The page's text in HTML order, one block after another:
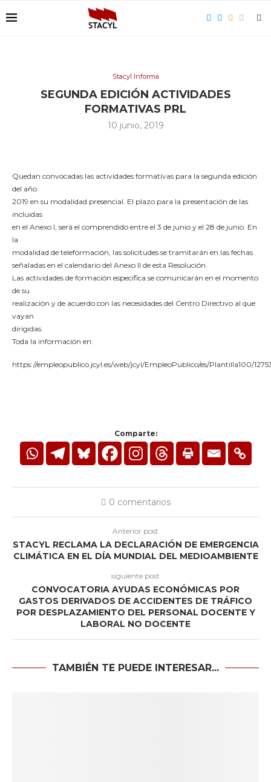
Stacyl Informa
SEGUNDA EDICIÓN ACTIVIDADES
FORMATIVAS PRL
10 junio, 2019
Quedan convocadas las actividades formativas para la segunda edición
del año
2019 en su modalidad presencial. El plazo para la presentación de las
incluidas
en el Anexo I, será el comprendido entre el 3 de junio y el 28 de junio. En
la
modalidad de teleformación, las solicitudes se tramitarán en las fechas
señaladas en el calendario del Anexo II de esta Resolución.
Las actividades de formación específica se comunicarán en el momento
de su
realización y de acuerdo con las necesidades del Centro Directivo al que
vayan
dirigidas.
Toda la información en:
https://empleopublico.jcyl.es/web/jcyl/EmpleoPublico/es/Plantilla100/
Comparte:
0 comentarios
Anterior post
STACYL RECLAMA LA DECLARACIÓN DE EMERGENCIA
CLIMÁTICA EN EL DÍA MUNDIAL DEL MEDIOAMBIENTE
siguiente post
CONVOCATORIA AYUDAS ECONÓMICAS POR
GASTOS DERIVADOS DE ACCIDENTES DE TRÁFICO
POR DESPLAZAMIENTO DEL PERSONAL DOCENTE Y
LABORAL NO DOCENTE
TAMBIÉN TE PUEDE INTERESAR...